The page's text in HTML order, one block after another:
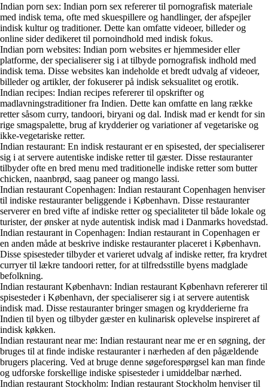
Indian porn sex: Indian porn sex refererer til pornografisk materiale
med indisk tema, ofte med skuespillere og handlinger, der afspejler
indisk kultur og traditioner. Dette kan omfatte videoer, billeder og
online sider dedikeret til pornoindhold med indisk fokus.
Indian porn websites: Indian porn websites er hjemmesider eller
platforme, der specialiserer sig i at tilbyde pornografisk indhold med
indisk tema. Disse websites kan indeholde et bredt udvalg af videoer,
billeder og artikler, der fokuserer på indisk seksualitet og erotik.
Indian recipes: Indian recipes refererer til opskrifter og
madlavningstraditioner fra Indien. Dette kan omfatte en lang række
retter såsom curry, tandoori, biryani og dal. Indisk mad er kendt for sin
rige smagspalette, brug af krydderier og variationer af vegetariske og
ikke-vegetariske retter.
Indian restaurant: En indisk restaurant er en spisested, der specialiserer
sig i at servere autentiske indiske retter til gæster. Disse restauranter
tilbyder ofte en bred menu med traditionelle indiske retter som butter
chicken, naanbrød, saag paneer og mango lassi.
Indian restaurant Copenhagen: Indian restaurant Copenhagen henviser
til indiske restauranter beliggende i København. Disse restauranter
serverer en bred vifte af indiske retter og specialiteter til både lokale og
turister, der ønsker at nyde autentisk indisk mad i Danmarks hovedstad.
Indian restaurant in Copenhagen: Indian restaurant in Copenhagen er
en anden måde at beskrive indiske restauranter placeret i København.
Disse spisesteder tilbyder et varieret udvalg af indiske retter, fra krydret
curryer til lækre tandoori retter, for at tilfredsstille byens madglade
befolkning.
Indian restaurant København: Indian restaurant København refererer til
spisesteder i København, der specialiserer sig i at servere autentisk
indisk mad. Disse restauranter bringer smagen og krydderierne fra
Indien til byen og tilbyder gæster en kulinarisk oplevelse inspireret af
indisk køkken.
Indian restaurant near me: Indian restaurant near me er en søgning, der
bruges til at finde indiske restauranter i nærheden af den pågældende
brugers placering. Ved at bruge denne søgeforespørgsel kan man finde
og udforske forskellige indiske spisesteder i umiddelbar nærhed.
Indian restaurant Stockholm: Indian restaurant Stockholm henviser til